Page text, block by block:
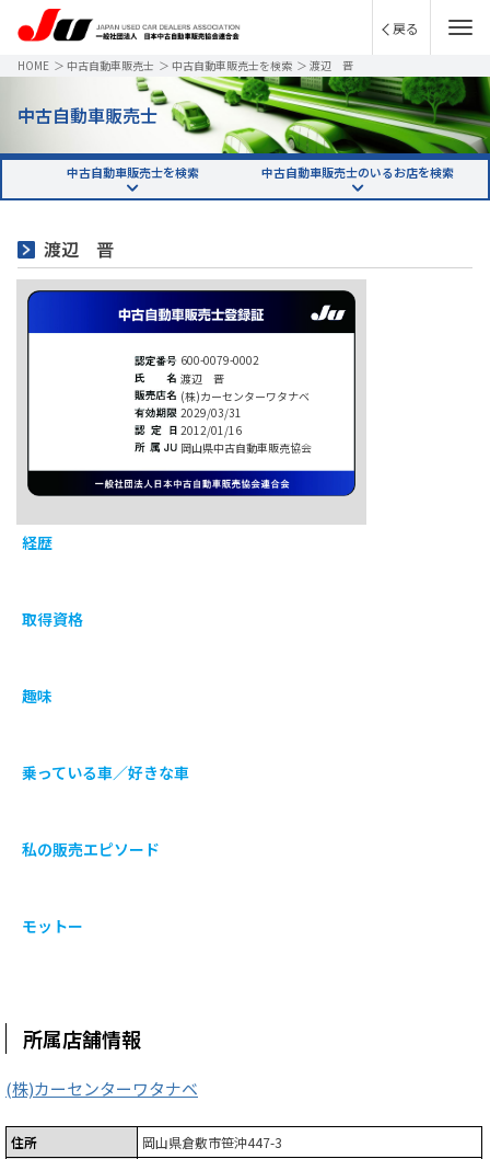
戻る
HOME ＞ 中古自動車販売士 ＞ 中古自動車販売士を検索 ＞ 渡辺 晋
中古自動車販売士
中古自動車販売士を検索 中古自動車販売士のいるお店を検索
渡辺 晋
600-0079-0002
渡辺 晋
(株)カーセンターワタナベ
2029/03/31
2012/01/16
岡山県中古自動車販売協会
経歴
取得資格
趣味
乗っている車／好きな車
私の販売エピソード
モットー
所属店舗情報
(株)カーセンターワタナベ
住所
岡山県倉敷市笹沖447-3